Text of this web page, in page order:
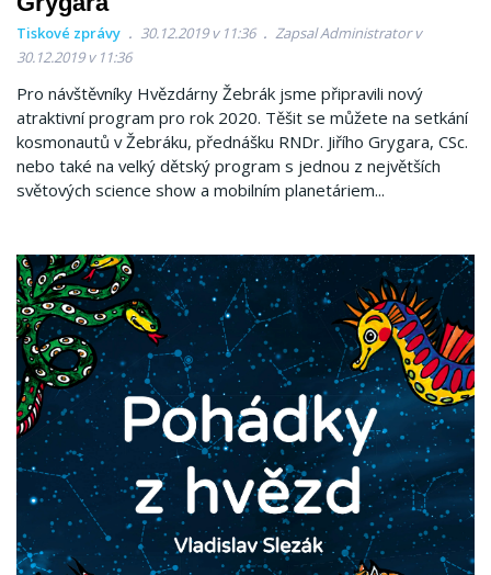
Tiskové zprávy 30.12.2019 v 11:36
Zapsal Administrator v
30.12.2019 v 11:36
Pro návštěvníky Hvězdárny Žebrák jsme připravili nový
atraktivní program pro rok 2020. Těšit se můžete na setkání
kosmonautů v Žebráku, přednášku RNDr. Jiřího Grygara, CSc.
nebo také na velký dětský program s jednou z největších
světových science show a mobilním planetáriem...